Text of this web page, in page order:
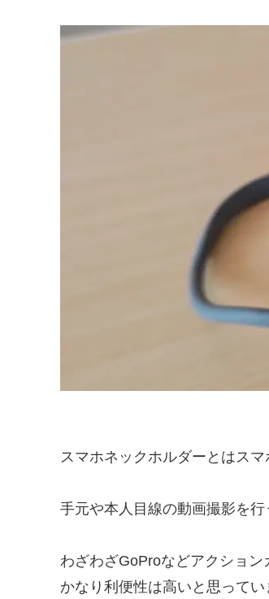
スマホネックホルダーとはス
手元や本人目線の動画撮影を行
わざわざGoProなどアクショ
かなり利便性は高いと思ってい